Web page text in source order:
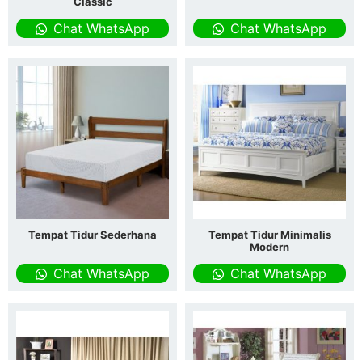
Chat WhatsApp Chat WhatsApp
Tempat Tidur Sederhana
Chat WhatsApp
Tempat Tidur Minimalis
Modern
Chat WhatsApp